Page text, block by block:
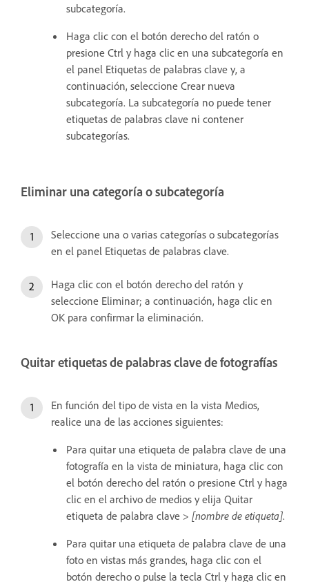
subcategoría.
Haga clic con el botón derecho del ratón o
presione Ctrl y haga clic en una subcategoría en
el panel Etiquetas de palabras clave y, a
continuación, seleccione Crear nueva
subcategoría. La subcategoría no puede tener
etiquetas de palabras clave ni contener
subcategorías.
Eliminar una categoría o subcategoría
Seleccione una o varias categorías o subcategorías
en el panel Etiquetas de palabras clave.
Haga clic con el botón derecho del ratón y
seleccione Eliminar; a continuación, haga clic en
OK para confirmar la eliminación.
Quitar etiquetas de palabras clave de fotografías
En función del tipo de vista en la vista Medios,
realice una de las acciones siguientes:
Para quitar una etiqueta de palabra clave de una
fotografía en la vista de miniatura, haga clic con
el botón derecho del ratón o presione Ctrl y haga
clic en el archivo de medios y elija Quitar
etiqueta de palabra clave > [nombre de etiqueta].
Para quitar una etiqueta de palabra clave de una
foto en vistas más grandes, haga clic con el
botón derecho o pulse la tecla Ctrl y haga clic en